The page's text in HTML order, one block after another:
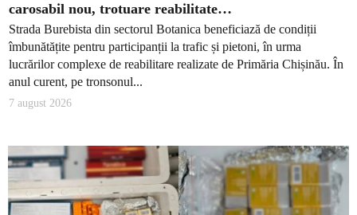
carosabil nou, trotuare reabilitate…
Strada Burebista din sectorul Botanica beneficiază de condiții
îmbunătățite pentru participanții la trafic și pietoni, în urma
lucrărilor complexe de reabilitare realizate de Primăria Chișinău. În
anul curent, pe tronsonul...
7 august 2026